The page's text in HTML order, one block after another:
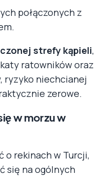
połączonych z
strefy kąpieli,
ratowników oraz
ryzyko niechcianej
zerowe.
w morzu w
o rekinach w Turcji,
się na ogólnych